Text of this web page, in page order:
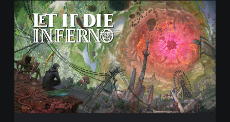
É
d
i
t
i
o
n
S
t
a
n
d